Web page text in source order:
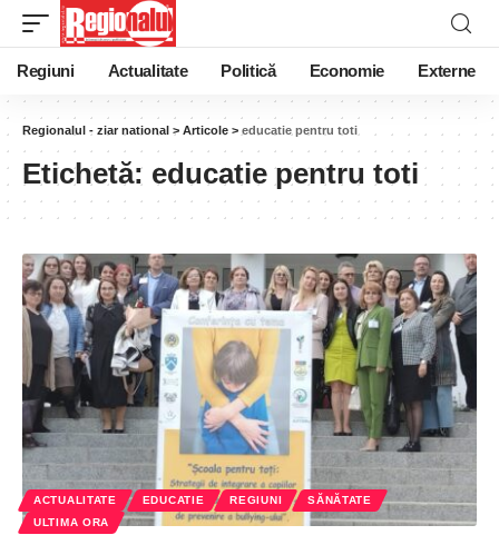
Regiuni Actualitate Politică Economie Externe
Regionalul - ziar national > Articole > educatie pentru toti
Etichetă: educatie pentru toti
ACTUALITATE EDUCATIE REGIUNI
SĂNĂTATE
ULTIMA ORA